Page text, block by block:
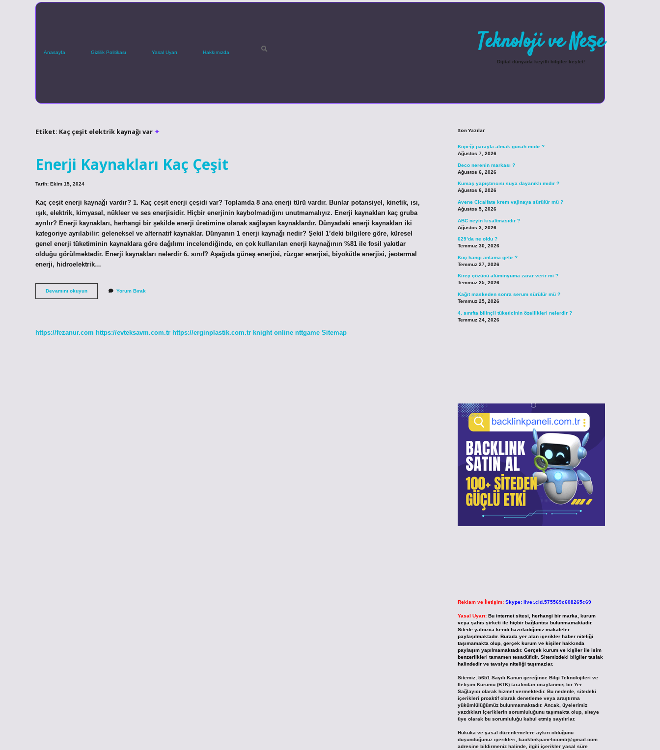
Anasayfa Gizlilik Politikası Yasal Uyarı Hakkımızda Teknoloji ve Neşe
Dijital dünyada keyifli bilgiler keşfet!
Etiket: Kaç çeşit elektrik kaynağı var
Enerji Kaynakları Kaç Çeşit
Tarih: Ekim 15, 2024
Kaç çeşit enerji kaynağı vardır? 1. Kaç çeşit enerji çeşidi var? Toplamda 8 ana enerji türü vardır. Bunlar potansiyel, kinetik, ısı,
ışık, elektrik, kimyasal, nükleer ve ses enerjisidir. Hiçbir enerjinin kaybolmadığını unutmamalıyız. Enerji kaynakları kaç gruba
ayrılır? Enerji kaynakları, herhangi bir şekilde enerji üretimine olanak sağlayan kaynaklardır. Dünyadaki enerji kaynakları iki
kategoriye ayrılabilir: geleneksel ve alternatif kaynaklar. Dünyanın 1 enerji kaynağı nedir? Şekil 1’deki bilgilere göre, küresel
genel enerji tüketiminin kaynaklara göre dağılımı incelendiğinde, en çok kullanılan enerji kaynağının %81 ile fosil yakıtlar
olduğu görülmektedir. Enerji kaynakları nelerdir 6. sınıf? Aşağıda güneş enerjisi, rüzgar enerjisi, biyokütle enerjisi, jeotermal
enerji, hidroelektrik…
Devamını okuyunEnerji
Kaynakları
Yorum Bırak
https://fezanur.com https://evteksavm.com.tr https://erginplastik.com.tr knight online nttgame Sitemap
Son Yazılar
Köpeği parayla almak günah mıdır ?
Ağustos 7, 2026
Deco nerenin markası ?
Ağustos 6, 2026
Kumaş yapıştırıcısı suya dayanıklı mıdır ?
Ağustos 6, 2026
Avene Cicalfate krem vajinaya sürülür mü ?
Ağustos 5, 2026
ABC neyin kısaltmasıdır ?
Ağustos 3, 2026
629’da ne oldu ?
Temmuz 30, 2026
Koç hangi anlama gelir ?
Temmuz 27, 2026
Kireç çözücü alüminyuma zarar verir mi ?
Temmuz 25, 2026
Kağıt maskeden sonra serum sürülür mü ?
Temmuz 25, 2026
4. sınıfta bilinçli tüketicinin özellikleri nelerdir ?
Temmuz 24, 2026
Reklam ve İletişim: Skype: live:.cid.575569c608265c69
Yasal Uyarı: Bu internet sitesi, herhangi bir marka, kurum
veya şahıs şirketi ile hiçbir bağlantısı bulunmamaktadır.
Sitede yalnızca kendi hazırladığımız makaleler
paylaşılmaktadır. Burada yer alan içerikler haber niteliği
taşımamakta olup, gerçek kurum ve kişiler hakkında
paylaşım yapılmamaktadır. Gerçek kurum ve kişiler ile isim
benzerlikleri tamamen tesadüfidir. Sitemizdeki bilgiler taslak
halindedir ve tavsiye niteliği taşımazlar.
Sitemiz, 5651 Sayılı Kanun gereğince Bilgi Teknolojileri ve
İletişim Kurumu (BTK) tarafından onaylanmış bir Yer
Sağlayıcı olarak hizmet vermektedir. Bu nedenle, sitedeki
içerikleri proaktif olarak denetleme veya araştırma
yükümlülüğümüz bulunmamaktadır. Ancak, üyelerimiz
yazdıkları içeriklerin sorumluluğunu taşımakta olup, siteye
üye olarak bu sorumluluğu kabul etmiş sayılırlar.
Hukuka ve yasal düzenlemelere aykırı olduğunu
düşündüğünüz içerikleri, backlinkpanelicomtr@gmail.com
adresine bildirmeniz halinde, ilgili içerikler yasal süre